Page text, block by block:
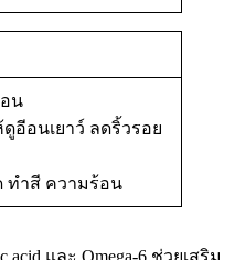
น
อีอนเยาว์ ลดริ้วรอย
ทำสี ความร้อน
และ Omega-6 ช่วยเสริม